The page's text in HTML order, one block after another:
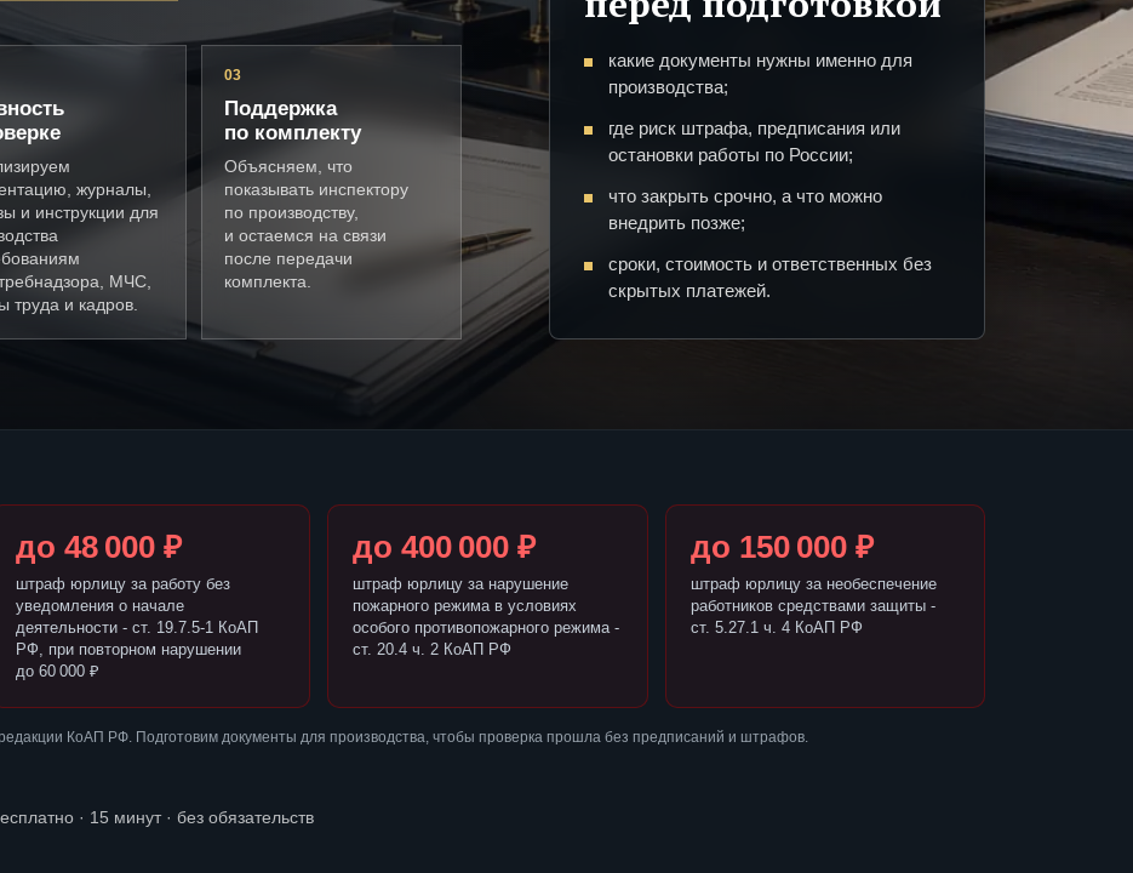
журналы,
и инструкции для
МЧС,
труда и кадров.
03
Поддержка
по комплекту
Объясняем, что
показывать инспектору
по производству,
и остаемся на связи
после передачи
комплекта.
какие документы нужны именно для
производства;
где риск штрафа, предписания или
остановки работы по России;
что закрыть срочно, а что можно
внедрить позже;
сроки, стоимость и ответственных без
скрытых платежей.
до 48 000 ₽
штраф юрлицу за работу без
уведомления о начале
деятельности - ст. 19.7.5-1 КоАП
РФ, при повторном нарушении
до 60 000 ₽
до 400 000 ₽
штраф юрлицу за нарушение
пожарного режима в условиях
особого противопожарного режима -
ст. 20.4 ч. 2 КоАП РФ
до 150 000 ₽
штраф юрлицу за необеспечение
работников средствами защиты -
ст. 5.27.1 ч. 4 КоАП РФ
КоАП РФ. Подготовим документы для производства, чтобы проверка прошла без предписаний и штрафов.
· 15 минут · без обязательств